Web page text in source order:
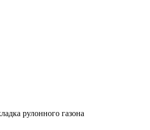
рулонного газона